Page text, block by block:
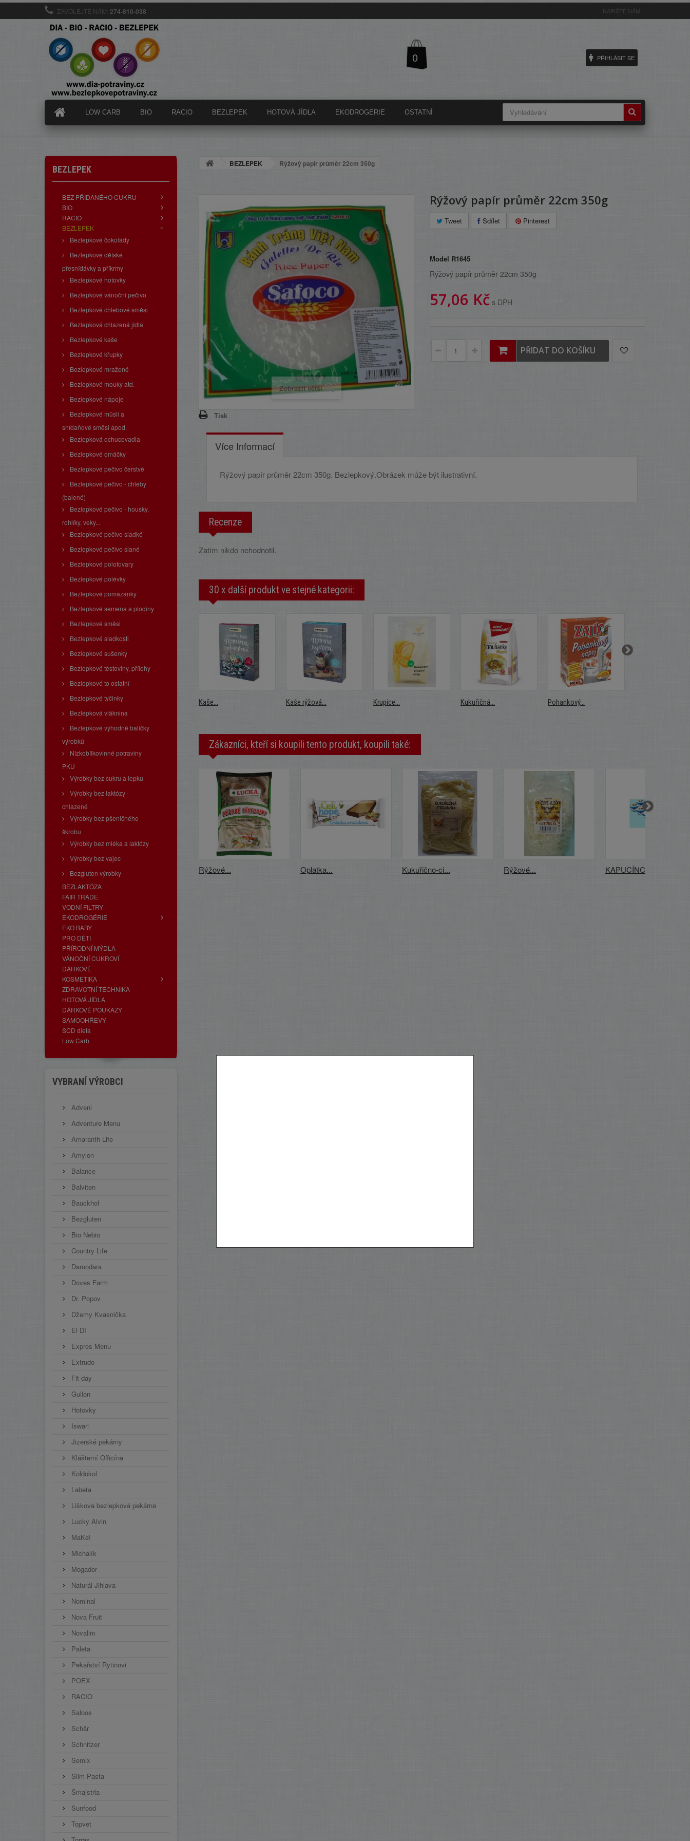
NAPIŠTE NÁM
ZAVOLEJTE NÁM: 274-810-038
0 PŘIHLÁSIT SE
LOW CARB BIO RACIO BEZLEPEK HOTOVÁ JÍDLA EKODROGERIE OSTATNÍ
BEZLEPEK
BEZ PŘIDANÉHO CUKRU
BIO
RACIO
BEZLEPEK
Bezlepkové čokolády
Bezlepkové dětské
přesnídávky a příkrmy
Bezlepkové hotovky
Bezlepkové vánoční pečivo
Bezlepkové chlebové směsi
Bezlepková chlazená jídla
Bezlepkové kaše
Bezlepkové křupky
Bezlepkové mražené
Bezlepkové mouky atd.
Bezlepkové nápoje
Bezlepkové müsli a
snídaňové směsi apod.
Bezlepková ochucovadla
Bezlepkové omáčky
Bezlepkové pečivo čerstvé
Bezlepkové pečivo - chleby
(balené)
Bezlepkové pečivo - housky,
rohlíky, veky...
Bezlepkové pečivo sladké
Bezlepkové pečivo slané
Bezlepkové polotovary
Bezlepkové polévky
Bezlepkové pomazánky
Bezlepkové semena a plodiny
Bezlepkové směsi
Bezlepkové sladkosti
Bezlepkové sušenky
Bezlepkové těstoviny, přílohy
Bezlepkové to ostatní
Bezlepkové tyčinky
Bezlepková vláknina
Bezlepkové výhodné balíčky
výrobků
Nízkobílkovinné potraviny
PKU
Výrobky bez cukru a lepku
Výrobky bez laktózy -
chlazené
Výrobky bez pšeničného
škrobu
Výrobky bez mléka a laktózy
Výrobky bez vajec
Bezgluten výrobky
BEZLAKTÓZA
FAIR TRADE
VODNÍ FILTRY
EKODROGÉRIE
EKO BABY
PRO DĚTI
PŘÍRODNÍ MÝDLA
VÁNOČNÍ CUKROVÍ
DÁRKOVÉ
KOSMETIKA
ZDRAVOTNÍ TECHNIKA
HOTOVÁ JÍDLA
DÁRKOVÉ POUKAZY
SAMOOHŘEVY
SCD dieta
Low Carb
VYBRANÍ VÝROBCI
Adveni
Adventure Menu
Amaranth Life
Amylon
Balance
Balviten
Bauckhof
Bezgluten
Bio Nebio
Country Life
Damodara
Doves Farm
Dr. Popov
Džemy Kvasnička
El DI
Expres Menu
Extrudo
Fit-day
Gullon
Hotovky
Iswari
Jizerské pekárny
Klášterní Officína
Koldokol
Labeta
Liškova bezlepková pekárna
Lucky Alvin
MaKe!
Michalík
Mogador
Naturál Jihlava
Nominal
Nova Fruit
Novalim
Paleta
Pekařství Rytinovi
POEX
RACIO
Saloos
Schär
Schnitzer
Semix
Slim Pasta
Šmajstrla
Sunfood
Topvet
BEZLEPEK Rýžový papír průměr 22cm 350g
Zobrazit větší
Tisk
Rýžový papír průměr 22cm 350g
Tweet Sdílet Pinterest
Model R1645
Rýžový papír průměr 22cm 350g
57,06 Kč s DPH
PŘIDAT DO KOŠÍKU
Více Informací
Rýžový papír průměr 22cm 350g. Bezlepkový.Obrázek může být ilustrativní.
Recenze
Zatím nikdo nehodnotil.
30 x další produkt ve stejné kategorii:
Kaše... Kaše rýžová... Krupice... Kukuřičná... Pohankový...
Zákazníci, kteří si koupili tento produkt, koupili také:
Rýžové... Oplatka... Kukuřično-ci... Rýžové... KAPUCÍNCI DO...